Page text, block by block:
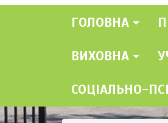
ГОЛОВНА
ВИХОВНА
СОЦІАЛЬНО-